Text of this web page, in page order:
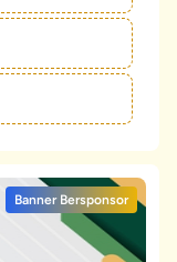
Banner Bersponsor